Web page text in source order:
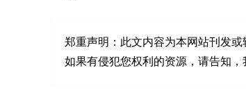
郑重声明： 此文内容为本网站刊发
如果有侵犯您权利的资源，请告知，